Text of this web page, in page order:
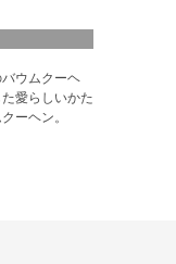
ウムクーヘ
愛らしいかた
ーヘン。